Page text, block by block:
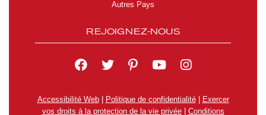
Autres Pays
REJOIGNEZ-NOUS
Accessibilité Web| Politique de confidentialité|
Exercer
vos droits à la protection de la vie privée| Conditions